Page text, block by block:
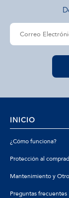
INICIO
¿Cómo funciona?
Protección al
Mantenimiento y
Preguntas frecuentes